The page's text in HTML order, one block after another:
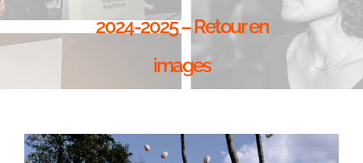
2024-2025 – Retour en
images